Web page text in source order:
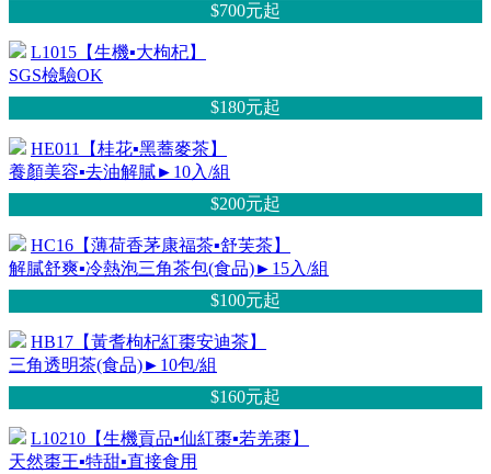
$700元起
L1015【生機▪大枸杞】
SGS檢驗OK
$180元起
HE011【桂花▪黑蕎麥茶】
養顏美容▪去油解膩►10入/組
$200元起
HC16【薄荷香茅康福茶▪舒芙茶】
解膩舒爽▪冷熱泡三角茶包(食品)►15入/組
$100元起
HB17【黃耆枸杞紅棗安迪茶】
三角透明茶(食品)►10包/組
$160元起
L10210【生機貢品▪仙紅棗▪若羌棗】
天然棗王▪特甜▪直接食用